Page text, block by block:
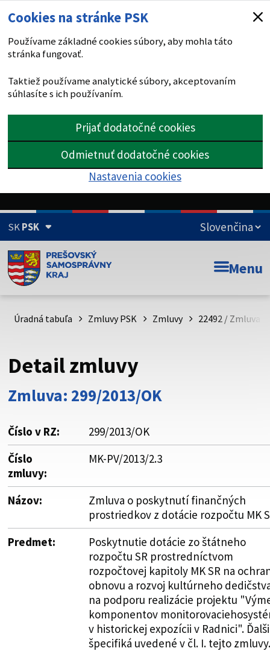
Cookies na stránke PSK
Používame základné cookies súbory, aby mohla táto
stránka fungovať.
Taktiež používame analytické súbory, akceptovaním
súhlasíte s ich používaním.
Prijať dodatočné cookies
Odmietnuť dodatočné cookies
Nastavenia cookies
SKPSK
Doména psk.sk je oficiálna
Toto je oficiálna webová stránka Prešovského
psk.sk.
Buďte pozorní a vždy sa uistite, že zdieľate informácie iba
cez zabezpečenú webovú stránku. Zabezpečená stránka
vždy začína https:// pred názvom domény webového sídla.
Menu
Úradná tabuľa Zmluvy PSK Zmluvy 22492 / Zmluva
Detail zmluvy
Zmluva: 299/2013/OK
Číslo v RZ:
299/2013/OK
Číslo
zmluvy:
MK-PV/2013/2.3
Názov:
Zmluva o poskytnutí finančných
prostriedkov z dotácie rozpočtu MK
Predmet:
Poskytnutie dotácie zo štátneho
rozpočtu SR prostredníctvom
rozpočtovej kapitoly MK SR na
obnovu a rozvoj kultúrneho
na podporu realizácie projektu
komponentov
v historickej expozícii v Radnici".
špecifiká uvedené v čl. I. tejto zmluvy.